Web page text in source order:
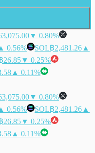
▼ 0.80%
0.56% SOL฿2,481.26 ▲
26.85▼ 0.25%
▲ 0.11%
▼ 0.80%
0.56% SOL฿2,481.26 ▲
26.85▼ 0.25%
▲ 0.11%